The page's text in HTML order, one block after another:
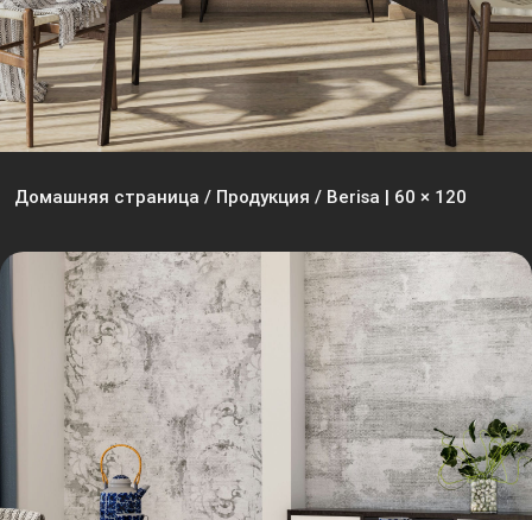
Домашняя страница / Продукция / Berisa | 60 × 120